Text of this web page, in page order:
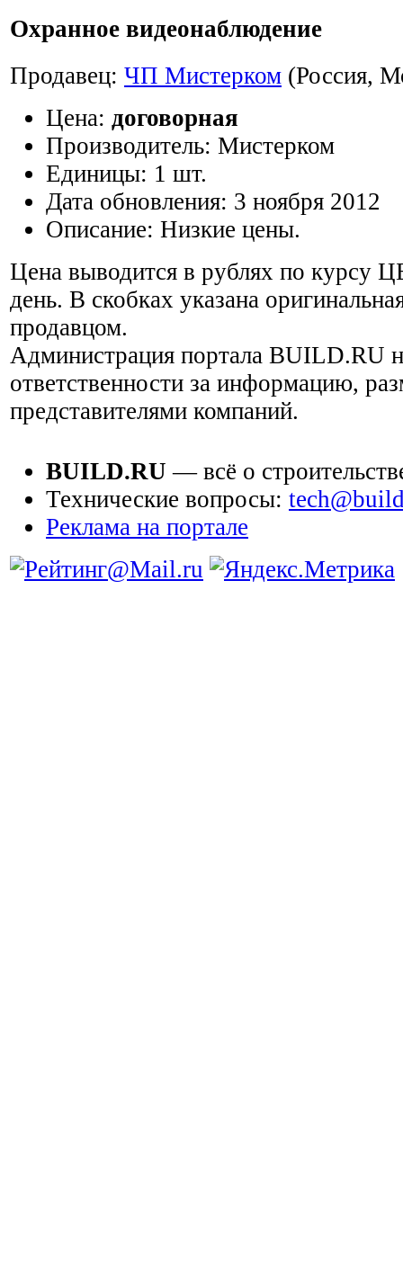
Охранное видеонаблюдение
Продавец: ЧП Мистерком (Россия,
Цена: договорная
Производитель: Мистерком
Единицы: 1 шт.
Дата обновления: 3 ноября 2012
Описание: Низкие цены.
Цена выводится в рублях по курсу
день. В скобках указана
продавцом.
Администрация портала BUILD.RU
ответственности за информацию,
представителями компаний.
BUILD.RU — всё о
Технические вопросы:
Реклама на портале